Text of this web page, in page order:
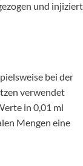
und injiziert
bei der
verwendet
in 0,01 ml
Mengen eine